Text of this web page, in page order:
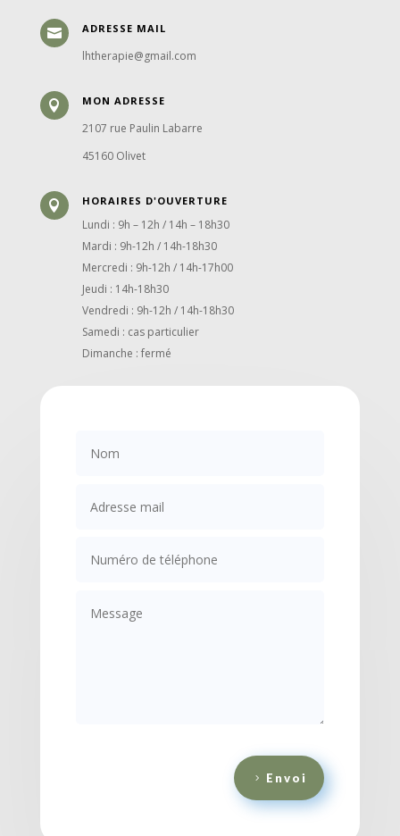
 ADRESSE MAIL
lhtherapie@gmail.com
 MON ADRESSE
2107 rue Paulin Labarre
45160 Olivet
 HORAIRES D'OUVERTURE
Lundi : 9h – 12h / 14h – 18h30
Mardi : 9h-12h / 14h-18h30
Mercredi : 9h-12h / 14h-17h00
Jeudi : 14h-18h30
Vendredi : 9h-12h / 14h-18h30
Samedi : cas particulier
Dimanche : fermé
Envoi